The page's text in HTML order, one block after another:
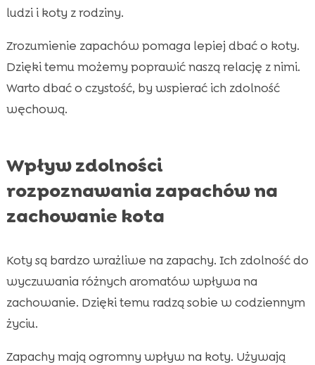
ludzi i koty z rodziny.
Zrozumienie zapachów pomaga lepiej dbać o koty.
Dzięki temu możemy poprawić naszą relację z nimi.
Warto dbać o czystość, by wspierać ich zdolność
węchową.
Wpływ zdolności
rozpoznawania zapachów na
zachowanie kota
Koty są bardzo wrażliwe na zapachy. Ich zdolność do
wyczuwania różnych aromatów wpływa na
zachowanie. Dzięki temu radzą sobie w codziennym
życiu.
Zapachy mają ogromny wpływ na koty. Używają